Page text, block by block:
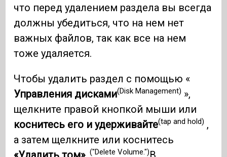
что перед удалением раздела вы всегда
должны убедиться, что на нем нет
важных файлов, так как все на нем
тоже удаляется.
Чтобы удалить раздел с помощью «
Управления дисками(Disk Management) »,
щелкните правой кнопкой мыши или
коснитесь его и удерживайте(tap and hold) ,
а затем щелкните или коснитесь
("Delete Volume.")